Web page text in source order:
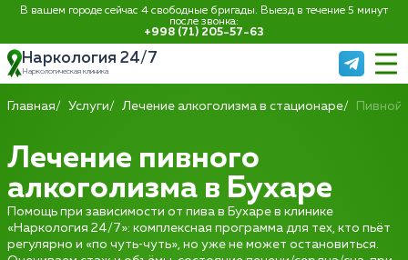
В вашем городе сейчас 4 свободные бригады. Выезд в течение 5 минут
после звонка:
+998 (71) 205-57-63
Наркология 24/7
Наркологическая клиника
Главная Услуги Лечение алкоголизма в стационаре Пивной
Лечение пивного
алкоголизма в Бухаре
Помощь при зависимости от пива в Бухаре в клинике
«Наркология 24/7»: комплексная программа для тех, кто пьёт
регулярно и «по чуть‑чуть», но уже не может остановиться.